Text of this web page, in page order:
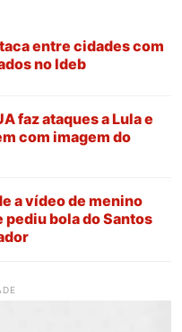
entre cidades com
no Ideb
faz ataques a Lula e
com imagem do
a vídeo de menino
bola do Santos